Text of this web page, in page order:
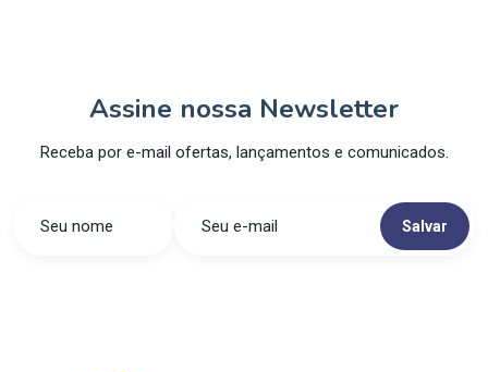
Assine nossa Newsletter
Receba por e-mail ofertas, lançamentos e comunicados.
Salvar